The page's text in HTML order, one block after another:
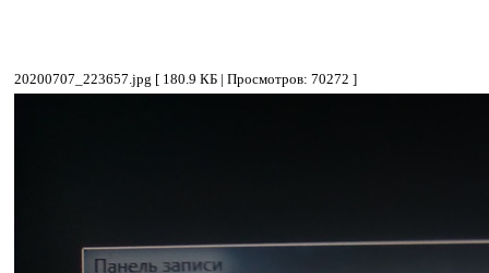
20200707_223657.jpg [ 180.9 КБ | Просмотров: 70272 ]